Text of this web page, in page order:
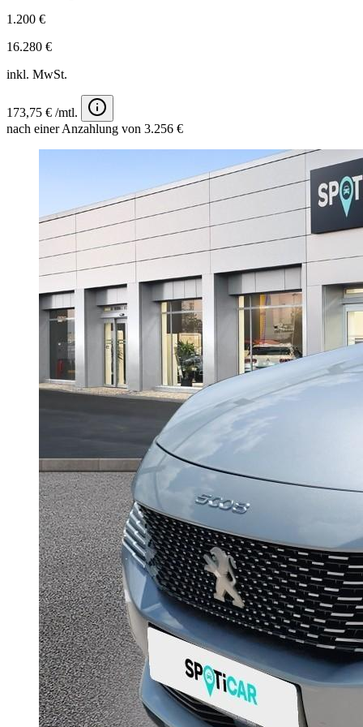
1.200 €
16.280 €
inkl. MwSt.
173,75 € /mtl.
nach einer Anzahlung von 3.256 €